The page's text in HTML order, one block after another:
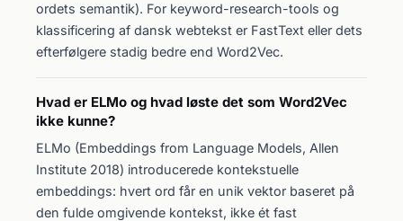
ordets semantik). For keyword-research-tools og
klassificering af dansk webtekst er FastText eller dets
efterfølgere stadig bedre end Word2Vec.
Hvad er ELMo og hvad løste det som Word2Vec
ikke kunne?
ELMo (Embeddings from Language Models, Allen
Institute 2018) introducerede kontekstuelle
embeddings: hvert ord får en unik vektor baseret på
den fulde omgivende kontekst, ikke ét fast